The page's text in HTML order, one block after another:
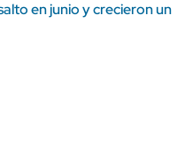
en junio y crecieron un